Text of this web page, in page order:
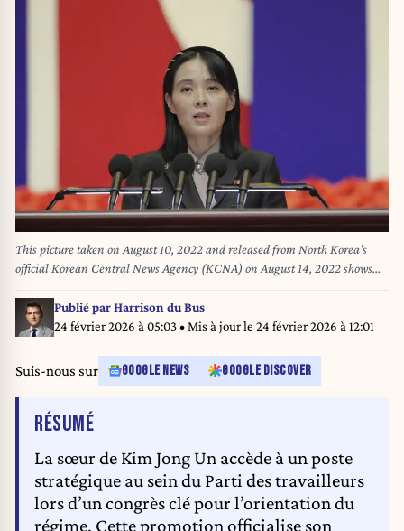
This picture taken on August 10, 2022 and released from North Korea's
official Korean Central News Agency (KCNA) on August 14, 2022 shows
Kim Yo Jong, the sister of North Korea's leader Kim Jong Un, speaking at
the National Emergency Prevention General Meeting in Pyongyang. North
Korean leader Kim Jong Un declared a "shining victory" over Covid-19 as
on Seoul, state media said on August 11. STR / KCNA VIA KNS / AFP
Publié parHarrison du Bus
24 février 2026 à 05:03• Mis à jour le 24 février 2026 à 12:01
Suis-nous sur GOOGLE NEWS GOOGLE DISCOVER
RÉSUMÉDE L'ARTICLE
La sœur de Kim Jong Un accède à un poste
stratégique au sein du Parti des travailleurs
lors d’un congrès clé pour l’orientation du
régime. Cette promotion officialise son